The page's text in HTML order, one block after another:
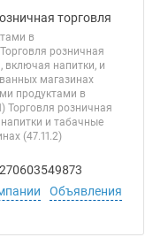
торговля
в
розничная
напитки, и
магазинах
продуктами в
Торговля розничная
и табачные
(47.11.2)
Объявления